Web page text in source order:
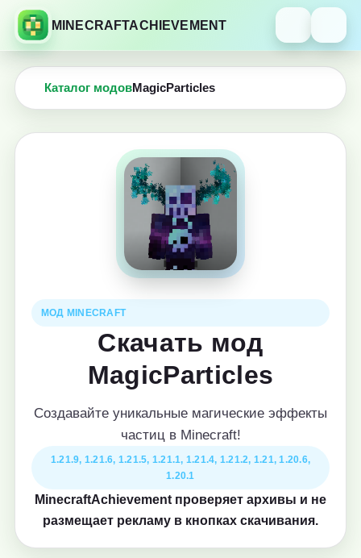
MINECRAFTACHIEVEMENT
Каталог модовMagicParticles
МОД MINECRAFT
Скачать мод
MagicParticles
Создавайте уникальные магические эффекты
частиц в Minecraft!
1.21.9, 1.21.6, 1.21.5, 1.21.1, 1.21.4, 1.21.2, 1.21, 1.20.6,
1.20.1
MinecraftAchievement проверяет архивы и не
размещает рекламу в кнопках скачивания.